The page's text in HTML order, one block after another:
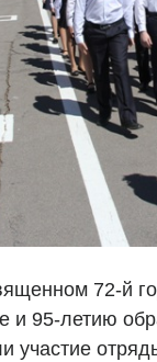
72-й
и 95-летию
участие